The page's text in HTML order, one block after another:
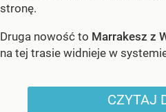
stronę.
Druga nowość to Marrakesz z
na tej trasie widnieje w
CZYTAJ